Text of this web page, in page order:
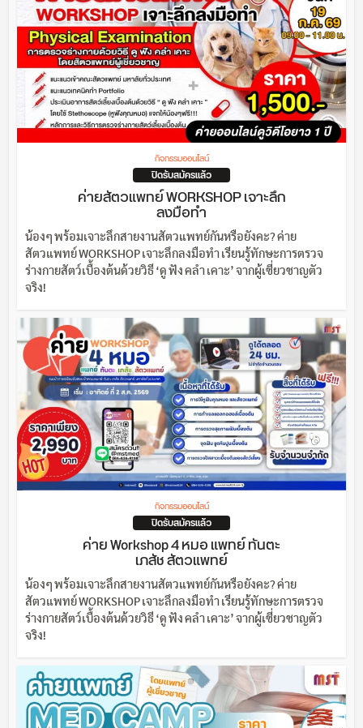
กิจกรรมออนไลน์
ปิดรับสมัครแล้ว
ค่ายสัตวแพทย์ WORKSHOP เจาะลึก
ลงมือทำ
น้องๆ พร้อมเจาะลึกสายงานสัตวแพทย์กันหรือยังคะ? ค่าย
สัตวแพทย์ WORKSHOP เจาะลึกลงมือทำ เรียนรู้ทักษะการตรวจ
ร่างกายสัตว์เบื้องต้นด้วยวิธี ‘ดู ฟัง คลำ เคาะ’ จากผู้เชี่ยวชาญตัว
จริง!
กิจกรรมออนไลน์
ปิดรับสมัครแล้ว
ค่าย Workshop 4 หมอ แพทย์ ทันตะ
เภสัช สัตวแพทย์
น้องๆ พร้อมเจาะลึกสายงานสัตวแพทย์กันหรือยังคะ? ค่าย
สัตวแพทย์ WORKSHOP เจาะลึกลงมือทำ เรียนรู้ทักษะการตรวจ
ร่างกายสัตว์เบื้องต้นด้วยวิธี ‘ดู ฟัง คลำ เคาะ’ จากผู้เชี่ยวชาญตัว
จริง!